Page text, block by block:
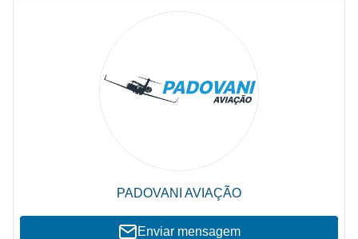
PADOVANI AVIAÇÃO
Enviar mensagem